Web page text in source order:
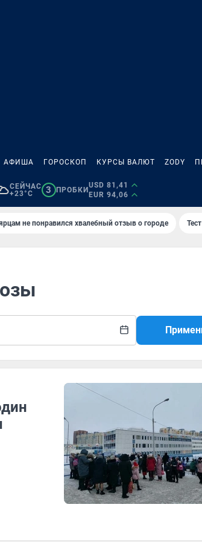
АФИША ГОРОСКОП КУРСЫ ВАЛЮТ ZODY
СЕЙЧАС
+23°C
3 ПРОБКИ
USD 81,41
EUR 94,06
не понравился хвалебный отзыв о городе